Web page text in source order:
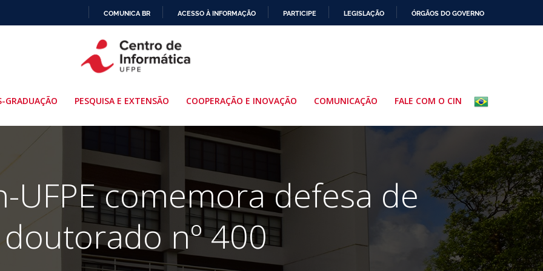
PARA
O
COMUNICA BR ACESSO À INFORMAÇÃO PARTICIPE LEGISLAÇÃO ÓRGÃOS DO GOVERNO
GRADUAÇÃO PESQUISA E EXTENSÃO COOPERAÇÃO E INOVAÇÃO COMUNICAÇÃO FALE COM O CIN
UFPE comemora defesa de
doutorado nº 400